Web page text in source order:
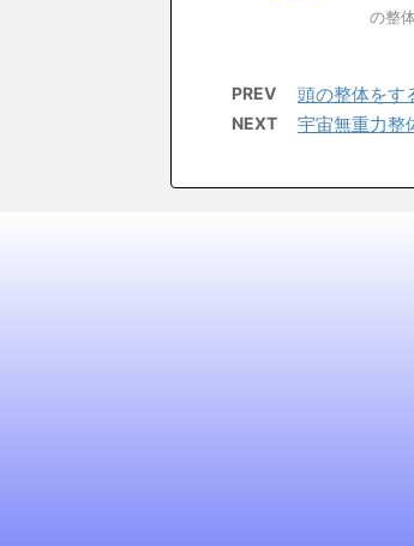
の整
PREV 頭の整体をす
NEXT 宇宙無重力